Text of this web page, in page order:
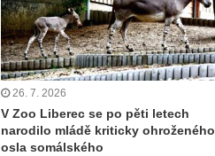
26. 7. 2026
V Zoo Liberec se po pěti letech
narodilo mládě kriticky ohroženého
osla somálského